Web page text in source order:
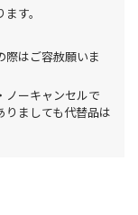
す。
際はご容赦願いま
ノーキャンセルで
りましても代替品は